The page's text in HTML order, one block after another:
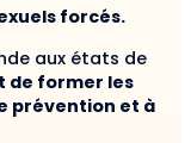
forcés.
aux états de
de former les
prévention et à